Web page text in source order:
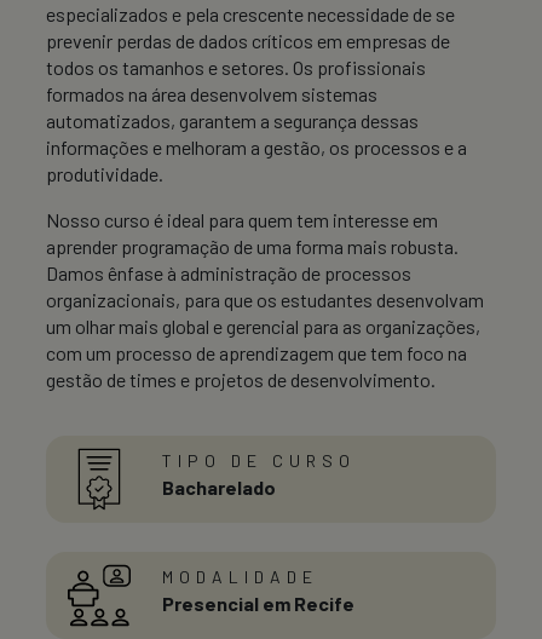
especializados e pela crescente necessidade de se
prevenir perdas de dados críticos em empresas de
todos os tamanhos e setores. Os profissionais
formados na área desenvolvem sistemas
automatizados, garantem a segurança dessas
informações e melhoram a gestão, os processos e a
produtividade.
Nosso curso é ideal para quem tem interesse em
aprender programação de uma forma mais robusta.
Damos ênfase à administração de processos
organizacionais, para que os estudantes desenvolvam
um olhar mais global e gerencial para as organizações,
com um processo de aprendizagem que tem foco na
gestão de times e projetos de desenvolvimento.
TIPO DE CURSO
Bacharelado
MODALIDADE
Presencial em Recife